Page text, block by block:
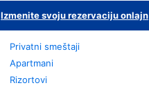
Izmenite svoju rezervaciju onlajn
Privatni smeštaji
Apartmani
Rizortovi